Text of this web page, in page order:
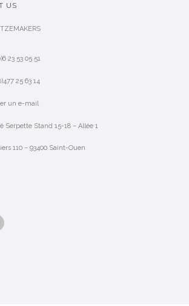
US
23 53 05 51
25 63 14
un e-mail
Serpette Stand 15-18 – Allée 1
110 – 93400 Saint-Ouen